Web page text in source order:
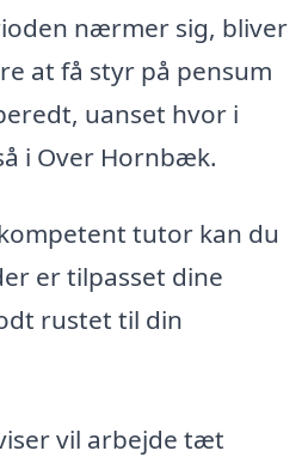
nærmer sig, bliver
at få styr på pensum
uanset hvor i
i Over Hornbæk.
tutor kan du
er tilpasset dine
rustet til din
vil arbejde tæt